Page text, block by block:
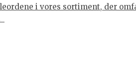
i vores sortiment, der